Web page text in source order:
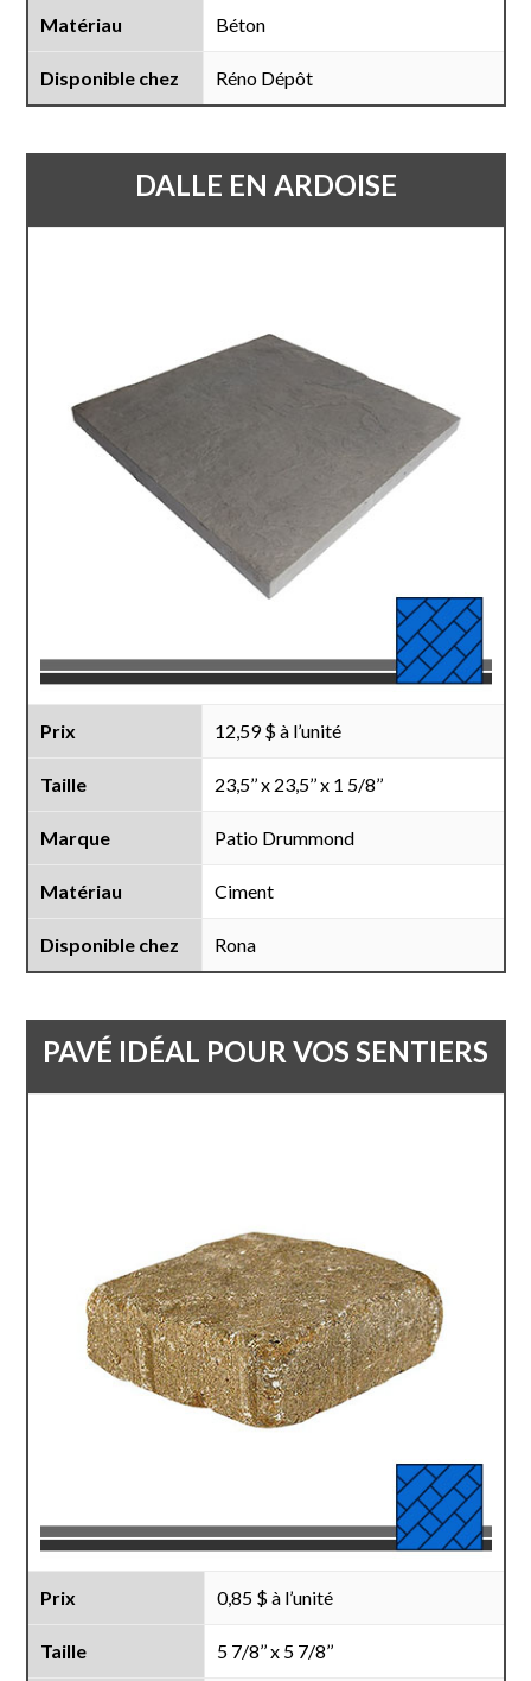
Matériau Béton
Disponible chez Réno Dépôt
DALLE EN ARDOISE
Prix 12,59 $ à l’unité
Taille 23,5’’ x 23,5’’ x 1 5/8’’
Marque Patio Drummond
Matériau Ciment
Disponible chez Rona
PAVÉ IDÉAL POUR VOS SENTIERS
Prix 0,85 $ à l’unité
Taille 5 7/8’’ x 5 7/8’’